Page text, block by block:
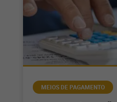
MEIOS DE PAGAMENTO